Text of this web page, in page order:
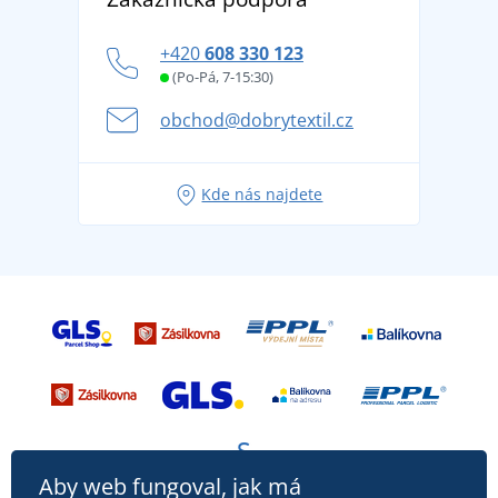
Věrnostní program BONTIS +
tradicí od roku 1976
Letní dobrodružství začíná balením aneb připravte
se na dovolenou bez starostí
Tipy na svěží outfity pro pohodové léto
+420608 330 123
(Po-Pá, 7-15:30)
obchod@dobrytextil.cz
Kde nás najdete
Aby web fungoval, jak má